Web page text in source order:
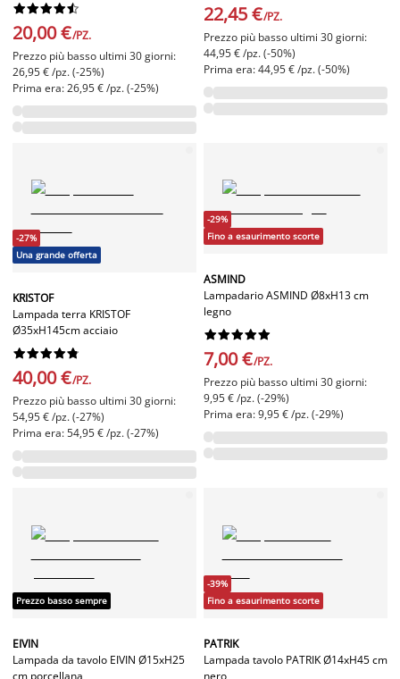






20,00 €/PZ.
Prezzo più basso ultimi 30 giorni:
26,95 € /pz. (-25%)
Prima era: 26,95 € /pz. (-25%)
22,45 €/PZ.
Prezzo più basso ultimi 30 giorni:
44,95 € /pz. (-50%)
Prima era: 44,95 € /pz. (-50%)
-27%
Una grande offerta
KRISTOF
Lampada terra KRISTOF
Ø35xH145cm acciaio






40,00 €/PZ.
Prezzo più basso ultimi 30 giorni:
54,95 € /pz. (-27%)
Prima era: 54,95 € /pz. (-27%)
-29%
Fino a esaurimento scorte
ASMIND
Lampadario ASMIND Ø8xH13 cm
legno






7,00 €/PZ.
Prezzo più basso ultimi 30 giorni:
9,95 € /pz. (-29%)
Prima era: 9,95 € /pz. (-29%)
Prezzo basso sempre
EIVIN
Lampada da tavolo EIVIN Ø15xH25
cm porcellana
-39%
Fino a esaurimento scorte
PATRIK
Lampada tavolo PATRIK Ø14xH45 cm
nero